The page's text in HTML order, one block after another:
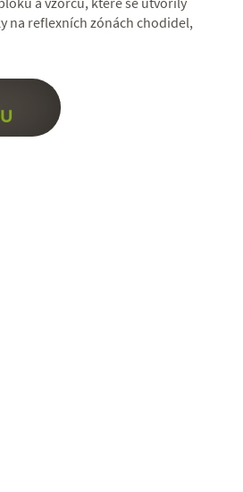
na reflexních zónách chodidel,